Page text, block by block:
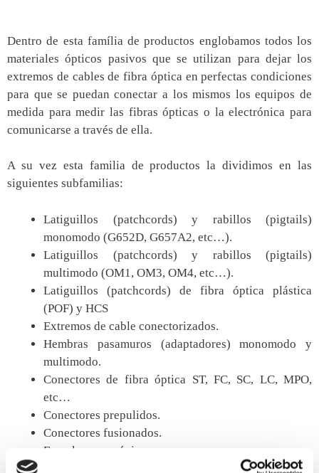
Dentro de esta família de productos englobamos todos los
materiales ópticos pasivos que se utilizan para dejar los
extremos de cables de fibra óptica en perfectas condiciones
para que se puedan conectar a los mismos los equipos de
medida para medir las fibras ópticas o la electrónica para
comunicarse a través de ella.
A su vez esta familia de productos la dividimos en las
siguientes subfamilias:
Latiguillos (patchcords) y rabillos (pigtails)
monomodo (G652D, G657A2, etc…).
Latiguillos (patchcords) y rabillos (pigtails)
multimodo (OM1, OM3, OM4, etc…).
Latiguillos (patchcords) de fibra óptica plástica
(POF) y HCS
Extremos de cable conectorizados.
Hembras pasamuros (adaptadores) monomodo y
multimodo.
Conectores de fibra óptica ST, FC, SC, LC, MPO,
etc…
Conectores prepulidos.
Conectores fusionados.
Empalmes mecánicos.